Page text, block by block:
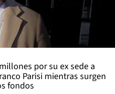
por su ex sede a
Parisi mientras surgen
fondos